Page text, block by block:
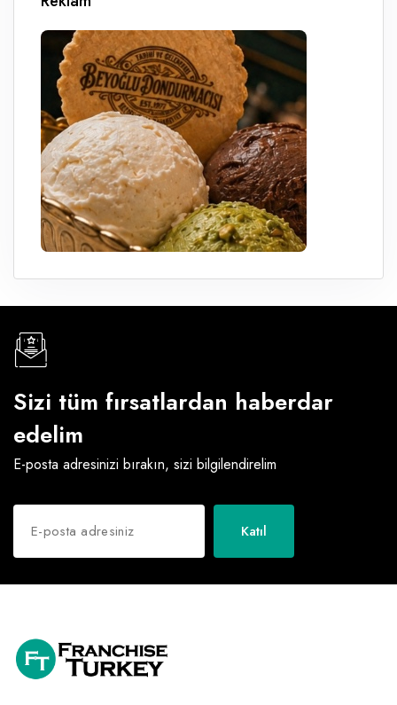
Sizi tüm fırsatlardan haberdar
edelim
E-posta adresinizi bırakın, sizi bilgilendirelim
Katıl